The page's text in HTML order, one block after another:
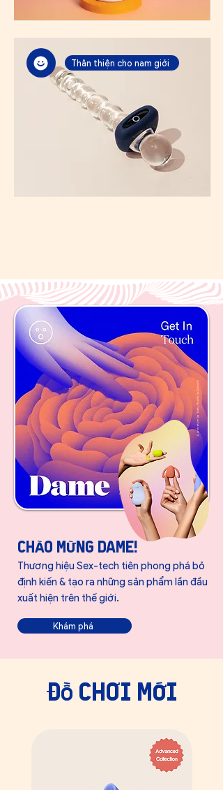
Thân thiện cho nam giới
Chào mừng Dame!
Thương hiệu Sex-tech tiên phong phá bỏ
định kiến & tạo ra những sản phẩm lần đầu
xuất hiện trên thế giới.
Khám phá
​đồ chơi mới